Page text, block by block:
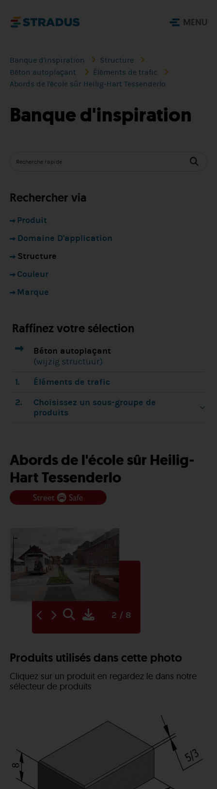
MENU
Banque d'inspiration
Structure
Béton autoplaçant
Éléments de trafic
Abords de l'école sûr Heilig-Hart Tessenderlo
Banque d'inspiration
Rechercher via
Produit
Domaine D'application
Structure
Couleur
Marque
Raffinez votre sélection
Béton autoplaçant
(wijzig structuur)
1.
Éléments de trafic
2.
Choisissez un sous-groupe de
produits
Abords de l'école sûr Heilig-
Hart Tessenderlo
Produits utilisés dans cette photo
Cliquez sur un produit en regardez le dans notre
sélecteur de produits
2 / 8